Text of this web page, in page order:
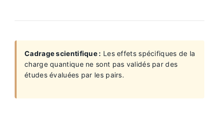
Cadrage scientifique : Les effets spécifiques de la
charge quantique ne sont pas validés par des
études évaluées par les pairs.